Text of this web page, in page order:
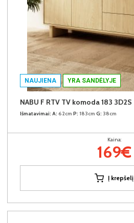
NAUJIENA YRA SANDĖLYJE
NABU F RTV TV komoda 183 3D2S
Išmatavimai: A: 62cm P: 183cm G: 38cm
Kaina:
169€
Į krepšelį